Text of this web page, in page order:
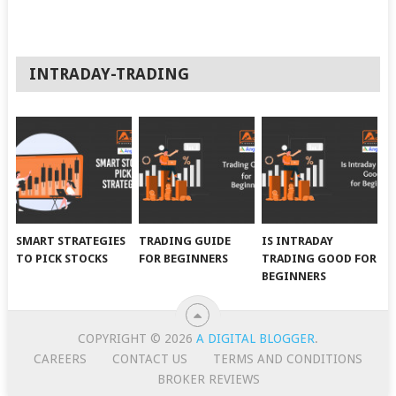
INTRADAY-TRADING
SMART STRATEGIES
TO PICK STOCKS
TRADING GUIDE
FOR BEGINNERS
IS INTRADAY
TRADING GOOD FOR
BEGINNERS
COPYRIGHT © 2026 A DIGITAL BLOGGER.
CAREERS
CONTACT US
TERMS AND CONDITIONS
BROKER REVIEWS